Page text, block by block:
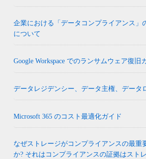
企業における「データコンプライアンス」
について
Google Workspace でのランサムウェア復旧
データレジデンシー、データ主権、データ
Microsoft 365 のコスト最適化ガイド
なぜストレージがコンプライアンスの最重
か? それはコンプライアンスの証拠はスト